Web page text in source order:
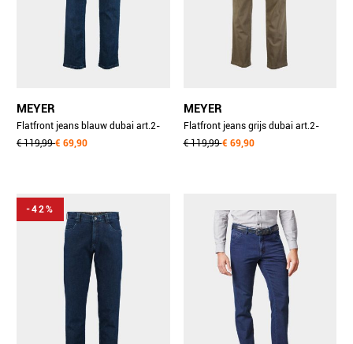
MEYER
Flatfront jeans blauw dubai art.2-
6242 3102624290/17
€ 119,99€ 69,90
MEYER
Flatfront jeans grijs dubai art.2-
6243 3102624390/08
€ 119,99€ 69,90
-42%